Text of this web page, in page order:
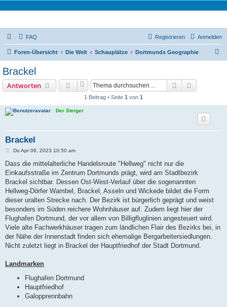
FAQ Anmelden
Registrieren
Foren-Übersicht Die Welt Schauplätze Dortmunds Geographie
Brackel
Antworten Suche
1 Beitrag • Seite 1 von 1
Der Steiger
Brackel
B
i
r
a
Do Apr 06, 2023 10:50 am
Dass die mittelalterliche Handelsroute "Hellweg" nicht nur die
Einkaufsstraße im Zentrum Dortmunds prägt, wird am Stadtbezirk
Brackel sichtbar. Dessen Ost-West-Verlauf über die sogenannten
Hellweg-Dörfer Wambel, Brackel, Asseln und Wickede bildet die Form
dieser uralten Strecke nach. Der Bezirk ist bürgerlich geprägt und weist
besonders im Süden reichere Wohnhäuser auf. Zudem liegt hier der
Flughafen Dortmund, der vor allem von Billigfluglinien angesteuert wird.
Viele alte Fachwerkhäuser tragen zum ländlichen Flair des Bezirks bei, in
der Nähe der Innenstadt finden sich ehemalige Bergarbeitersiedlungen.
Nicht zuletzt liegt in Brackel der Hauptfriedhof der Stadt Dortmund.
Landmarken
Flughafen Dortmund
Hauptfriedhof
Galopprennbahn